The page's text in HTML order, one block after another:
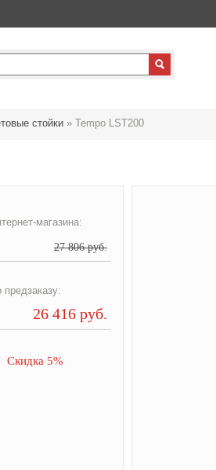
стойки » Tempo LST200
магазина:
27 806 руб.
предзаказу:
26 416 руб.
Скидка 5%